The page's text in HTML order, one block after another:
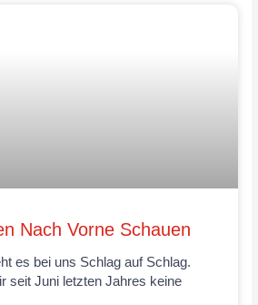
Nach Vorne Schauen
es bei uns Schlag auf Schlag.
seit Juni letzten Jahres keine